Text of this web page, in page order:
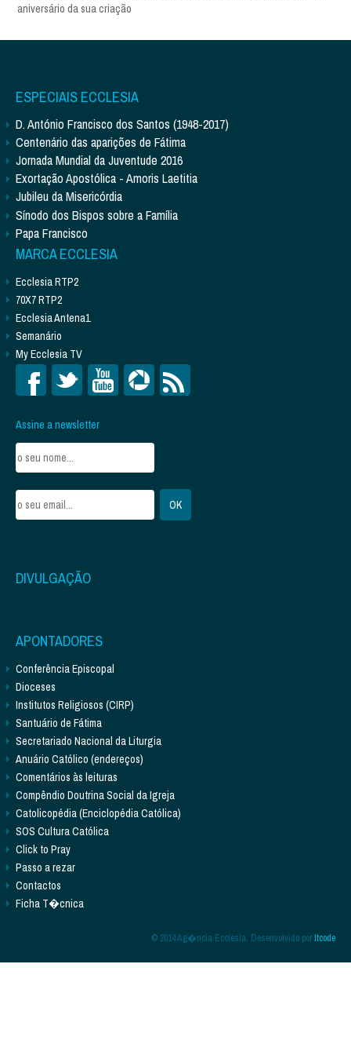
aniversário da sua criação
ESPECIAIS ECCLESIA
D. António Francisco dos Santos (1948-2017)
Centenário das aparições de Fátima
Jornada Mundial da Juventude 2016
Exortação Apostólica - Amoris Laetitia
Jubileu da Misericórdia
Sínodo dos Bispos sobre a Família
Papa Francisco
MARCA ECCLESIA
Ecclesia RTP2
70X7 RTP2
Ecclesia Antena1
Semanário
My Ecclesia TV
Assine a newsletter
DIVULGAÇÃO
APONTADORES
Conferência Episcopal
Dioceses
Institutos Religiosos (CIRP)
Santuário de Fátima
Secretariado Nacional da Liturgia
Anuário Católico (endereços)
Comentários às leituras
Compêndio Doutrina Social da Igreja
Catolicopédia (Enciclopédia Católica)
SOS Cultura Católica
Click to Pray
Passo a rezar
Contactos
Ficha T�cnica
© 2014 Ag�ncia Ecclesia. Desenvolvido porItcode